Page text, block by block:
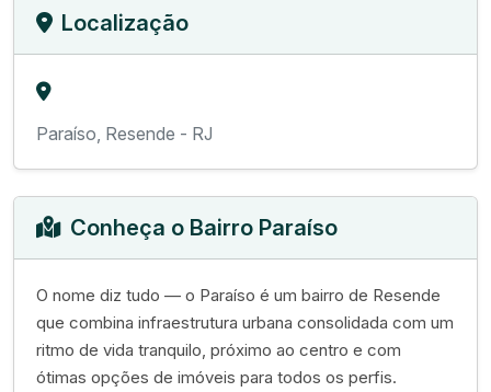
Localização
Paraíso, Resende - RJ
Conheça o Bairro Paraíso
O nome diz tudo — o Paraíso é um bairro de Resende
que combina infraestrutura urbana consolidada com um
ritmo de vida tranquilo, próximo ao centro e com
ótimas opções de imóveis para todos os perfis.